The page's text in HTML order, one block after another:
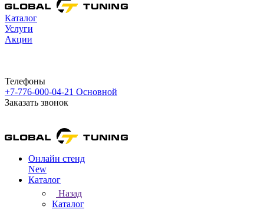
Каталог
Услуги
Акции
Телефоны
+7-776-000-04-21 Основной
Заказать звонок
Онлайн стенд
New
Каталог
Назад
Каталог